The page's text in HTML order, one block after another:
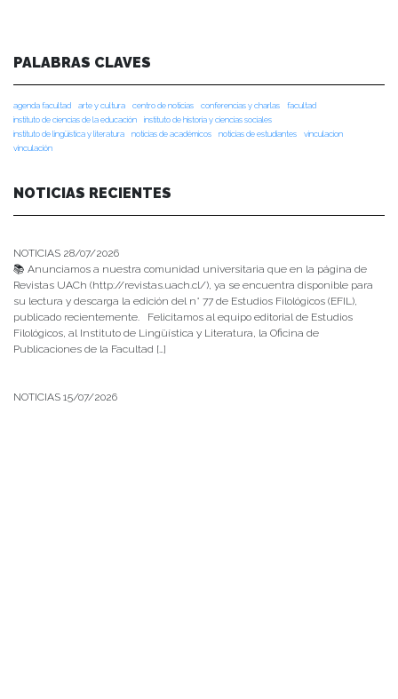
PALABRAS CLAVES
agenda facultad arte y cultura centro de noticias conferencias y charlas
facultad
instituto de ciencias de la educación
instituto de historia y ciencias sociales
instituto de lingüística y literatura
noticias de académicos noticias de estudiantes
vinculacion
vinculación
NOTICIAS RECIENTES
NOTICIAS 28/07/2026
📚 Anunciamos a nuestra comunidad universitaria que en la página de
Revistas UACh (http://revistas.uach.cl/), ya se encuentra disponible para
su lectura y descarga la edición del n° 77 de Estudios Filológicos (EFIL),
publicado recientemente. Felicitamos al equipo editorial de Estudios
Filológicos, al Instituto de Lingüística y Literatura, la Oficina de
Publicaciones de la Facultad […]
NOTICIAS 15/07/2026